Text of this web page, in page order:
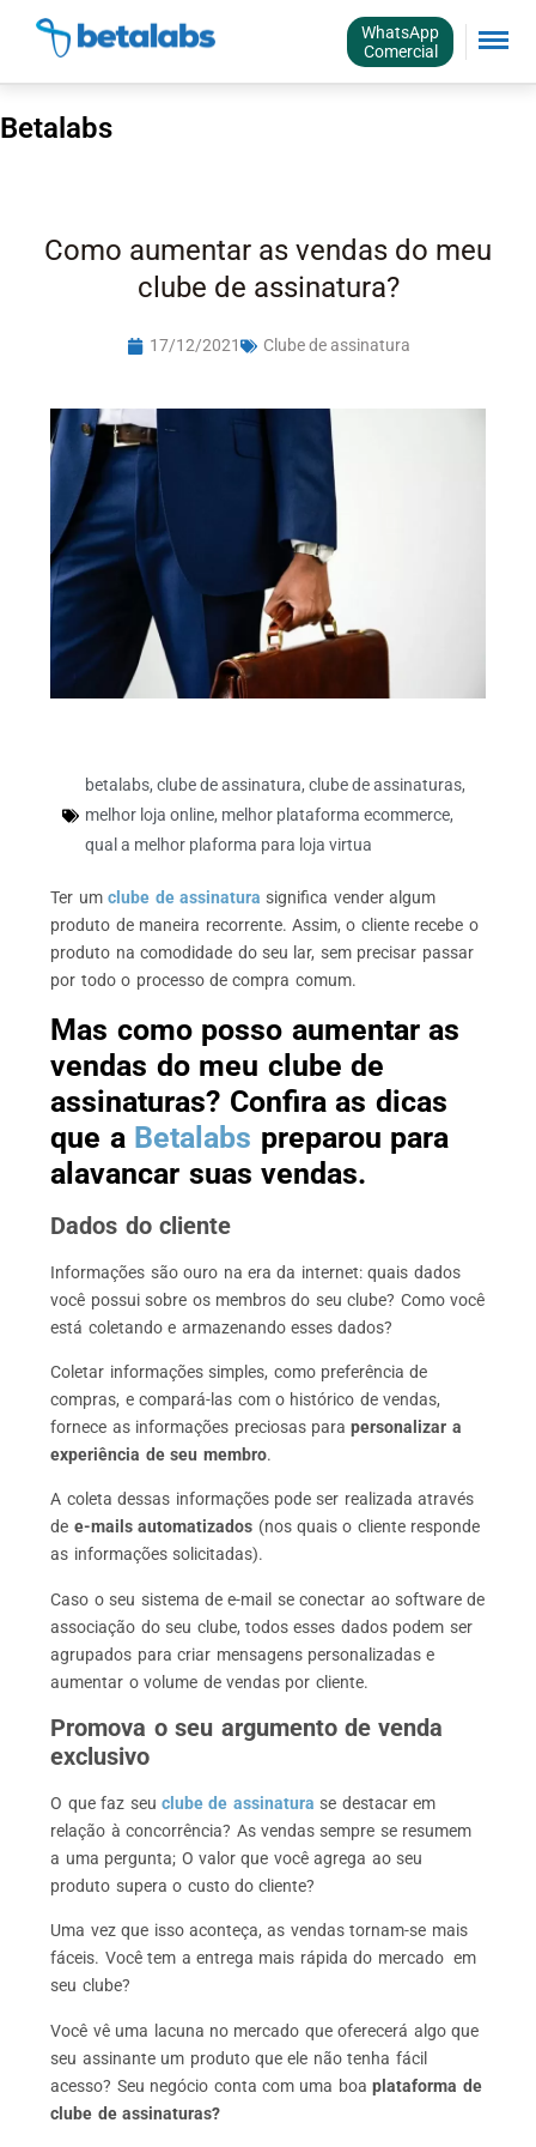
WhatsApp
Comercial
Betalabs
Como aumentar as vendas do meu
clube de assinatura?
17/12/2021 Clube de assinatura
betalabs,clube de assinatura,clube de assinaturas,
melhor loja online, melhor plataforma ecommerce,
qual a melhor plaforma para loja virtua
Ter umclube de assinatura significa vender algum
produto de maneira recorrente. Assim, o cliente recebe o
produto na comodidade do seu lar, sem precisar passar
por todo o processo de compra comum.
Mas como posso aumentar as
vendas do meu clube de
assinaturas? Confira as dicas
que a Betalabs preparou para
alavancar suas vendas.
Dados do cliente
Informações são ouro na era da internet: quais dados
você possui sobre os membros do seu clube? Como você
está coletando e armazenando esses dados?
Coletar informações simples, como preferência de
compras, e compará-las com o histórico de vendas,
fornece as informações preciosas parapersonalizar a
experiência de seu membro.
A coleta dessas informações pode ser realizada através
de e-mails automatizados (nos quais o cliente responde
as informações solicitadas).
Caso o seu sistema de e-mail se conectar ao software de
associação do seu clube, todos esses dados podem ser
agrupados para criar mensagens personalizadas e
aumentar o volume de vendas por cliente.
Promova o seu argumento de venda
exclusivo
O que faz seu clube de assinatura se destacar em
relação à concorrência? As vendas sempre se resumem
a uma pergunta; O valor que você agrega ao seu
produto supera o custo do cliente?
Uma vez que isso aconteça, as vendas tornam-se mais
fáceis. Você tem a entrega mais rápida do mercado em
seu clube?
Você vê uma lacuna no mercado que oferecerá algo que
seu assinante um produto que ele não tenha fácil
acesso? Seu negócio conta com uma boaplataforma de
clube de assinaturas?